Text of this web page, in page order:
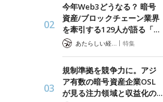
今年Web3どうなる？ 暗号
資産/ブロックチェーン業界
を牽引する129人が語る「…
| 特集
規制準拠を競争力に。アジ
ア有数の暗号資産企業OSL
が見る注力領域と収益化の…